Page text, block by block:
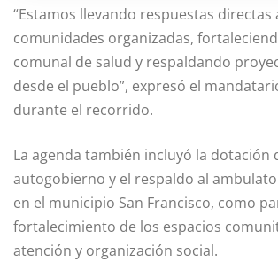
“Estamos llevando respuestas directas
comunidades organizadas,
comunal de salud y respaldando
desde el pueblo”, expresó el
durante el recorrido.
La agenda también incluyó la dotación
autogobierno y el respaldo al
en el municipio San Francisco, como
fortalecimiento de los espacios
atención y organización social.